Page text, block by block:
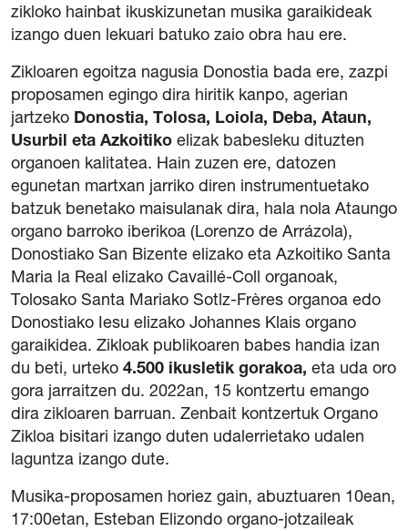
zikloko hainbat ikuskizunetan musika garaikideak
izango duen lekuari batuko zaio obra hau ere.
Zikloaren egoitza nagusia Donostia bada ere, zazpi
proposamen egingo dira hiritik kanpo, agerian
jartzeko Donostia, Tolosa, Loiola, Deba, Ataun,
Usurbil eta Azkoitiko elizak babesleku dituzten
organoen kalitatea. Hain zuzen ere, datozen
egunetan martxan jarriko diren instrumentuetako
batzuk benetako maisulanak dira, hala nola Ataungo
organo barroko iberikoa (Lorenzo de Arrázola),
Donostiako San Bizente elizako eta Azkoitiko Santa
Maria la Real elizako Cavaillé-Coll organoak,
Tolosako Santa Mariako Sotlz-Frères organoa edo
Donostiako Iesu elizako Johannes Klais organo
garaikidea. Zikloak publikoaren babes handia izan
du beti, urteko 4.500 ikusletik gorakoa, eta uda oro
gora jarraitzen du. 2022an, 15 kontzertu emango
dira zikloaren barruan. Zenbait kontzertuk Organo
Zikloa bisitari izango duten udalerrietako udalen
laguntza izango dute.
Musika-proposamen horiez gain, abuztuaren 10ean,
17:00etan, Esteban Elizondo organo-jotzaileak